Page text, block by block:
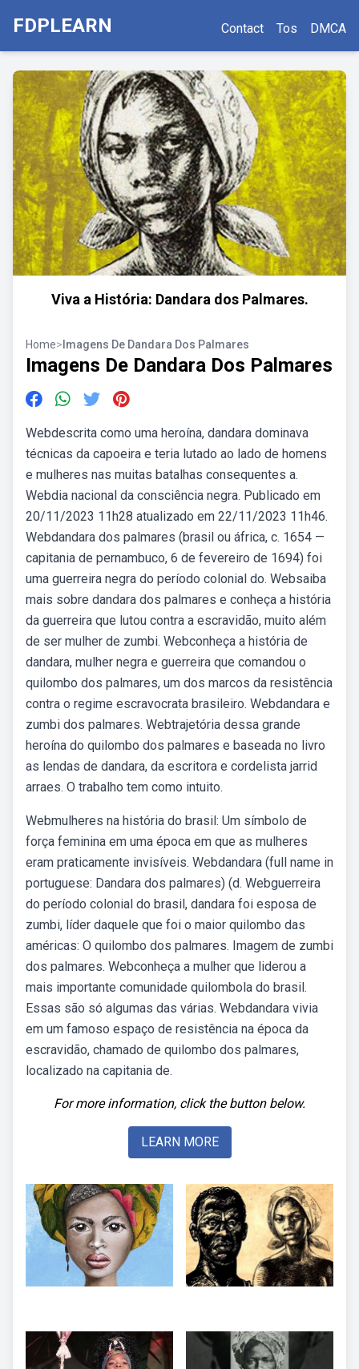
FDPLEARN Contact Tos DMCA
Viva a História: Dandara dos Palmares.
Home> Imagens De Dandara Dos Palmares
Imagens De Dandara Dos Palmares
Webdescrita como uma heroína, dandara dominava
técnicas da capoeira e teria lutado ao lado de homens
e mulheres nas muitas batalhas consequentes a.
Webdia nacional da consciência negra. Publicado em
20/11/2023 11h28 atualizado em 22/11/2023 11h46.
Webdandara dos palmares (brasil ou áfrica, c. 1654 —
capitania de pernambuco, 6 de fevereiro de 1694) foi
uma guerreira negra do período colonial do. Websaiba
mais sobre dandara dos palmares e conheça a história
da guerreira que lutou contra a escravidão, muito além
de ser mulher de zumbi. Webconheça a história de
dandara, mulher negra e guerreira que comandou o
quilombo dos palmares, um dos marcos da resistência
contra o regime escravocrata brasileiro. Webdandara e
zumbi dos palmares. Webtrajetória dessa grande
heroína do quilombo dos palmares e baseada no livro
as lendas de dandara, da escritora e cordelista jarrid
arraes. O trabalho tem como intuito.
Webmulheres na história do brasil: Um símbolo de
força feminina em uma época em que as mulheres
eram praticamente invisíveis. Webdandara (full name in
portuguese: Dandara dos palmares) (d. Webguerreira
do período colonial do brasil, dandara foi esposa de
zumbi, líder daquele que foi o maior quilombo das
américas: O quilombo dos palmares. Imagem de zumbi
dos palmares. Webconheça a mulher que liderou a
mais importante comunidade quilombola do brasil.
Essas são só algumas das várias. Webdandara vivia
em um famoso espaço de resistência na época da
escravidão, chamado de quilombo dos palmares,
localizado na capitania de.
For more information, click the button below.
LEARN MORE